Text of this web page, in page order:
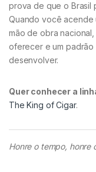
prova de que o Brasil
Quando você acende
mão de obra
oferecer e um
desenvolver.
Quer conhecer a
The King of Cigar.
Honre o tempo, honre